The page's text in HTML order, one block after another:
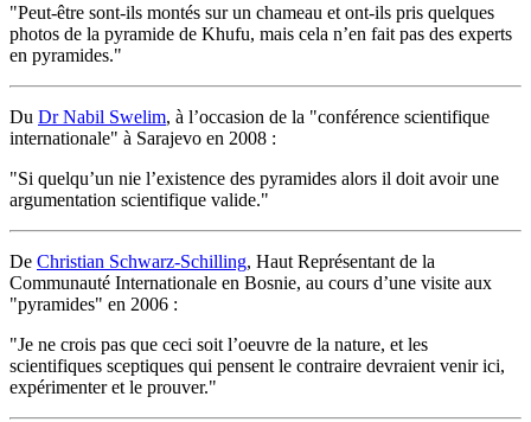
"Peut-être sont-ils montés sur un chameau et ont-ils pris quelques
photos de la pyramide de Khufu, mais cela n’en fait pas des experts
en pyramides."
Du Dr Nabil Swelim, à l’occasion de la "conférence scientifique
internationale" à Sarajevo en 2008 :
"Si quelqu’un nie l’existence des pyramides alors il doit avoir une
argumentation scientifique valide."
De Christian Schwarz-Schilling, Haut Représentant de la
Communauté Internationale en Bosnie, au cours d’une visite aux
"pyramides" en 2006 :
"Je ne crois pas que ceci soit l’oeuvre de la nature, et les
scientifiques sceptiques qui pensent le contraire devraient venir ici,
expérimenter et le prouver."